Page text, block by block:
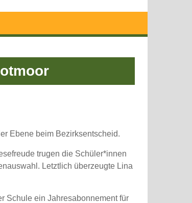
Ebene beim Bezirksentscheid.
trugen die Schüler*innen
Letztlich überzeugte Lina
Schule ein Jahresabonnement für